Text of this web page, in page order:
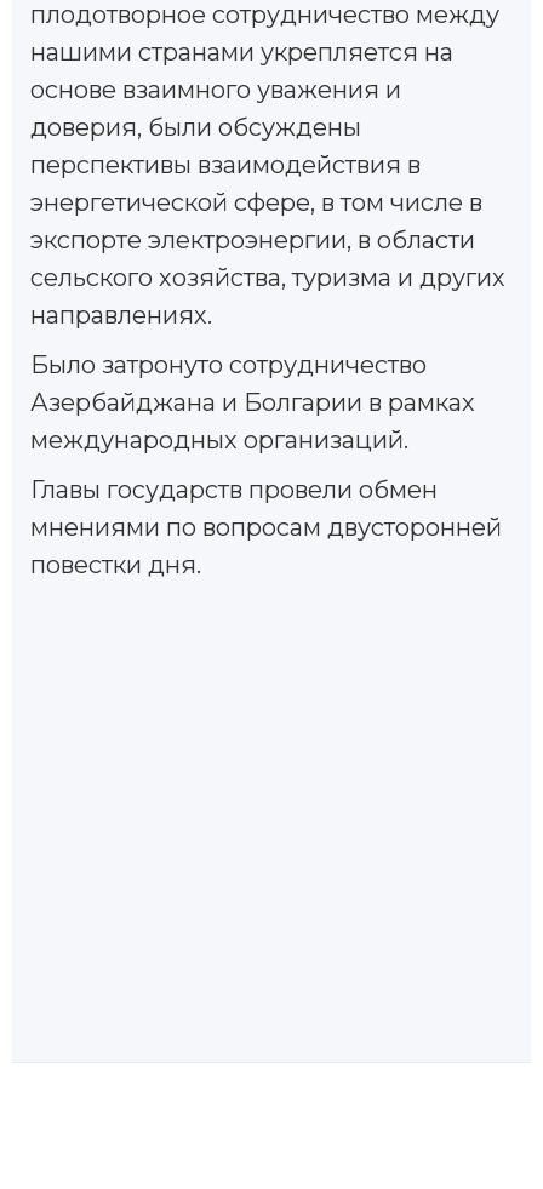
плодотворное сотрудничество между
нашими странами укрепляется на
основе взаимного уважения и
доверия, были обсуждены
перспективы взаимодействия в
энергетической сфере, в том числе в
экспорте электроэнергии, в области
сельского хозяйства, туризма и других
направлениях.
Было затронуто сотрудничество
Азербайджана и Болгарии в рамках
международных организаций.
Главы государств провели обмен
мнениями по вопросам двусторонней
повестки дня.